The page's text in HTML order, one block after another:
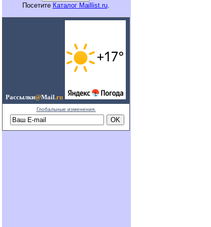
Посетите Каталог Maillist.ru.
Рассылки@Mail.ru
Глобальные изменения.